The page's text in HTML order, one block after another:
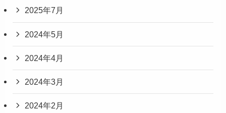
2025年7月
2024年5月
2024年4月
2024年3月
2024年2月